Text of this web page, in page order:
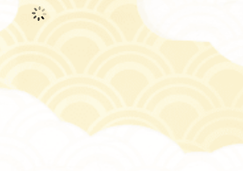
島紬や結城紬、豪華な描画の京友禅や
地で伝えられる様々なきものを京都
高覧いただきたいと思います。